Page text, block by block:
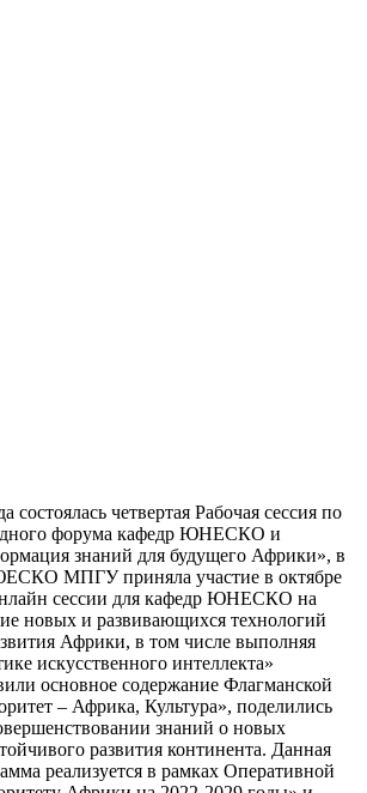
состоялась четвертая Рабочая сессия по
форума кафедр ЮНЕСКО и
знаний для будущего Африки», в
МПГУ приняла участие в октябре
сессии для кафедр ЮНЕСКО на
новых и развивающихся технологий
Африки, в том числе выполняя
искусственного интеллекта»
основное содержание Флагманской
– Африка, Культура», поделились
знаний о новых
развития континента. Данная
реализуется в рамках Оперативной